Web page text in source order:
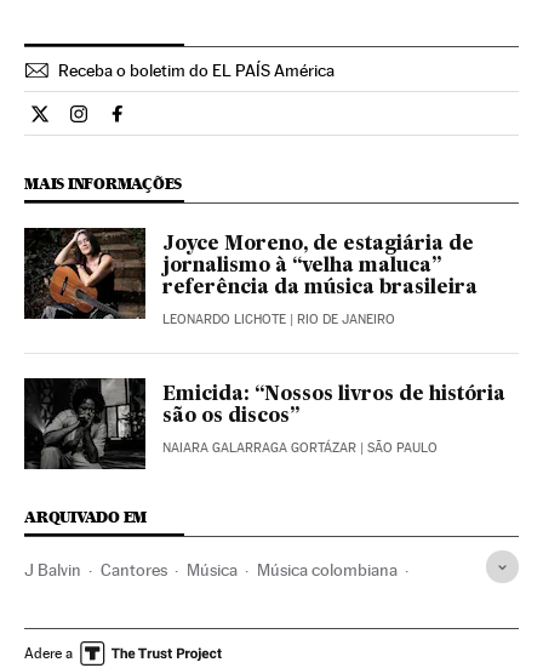
Receba o boletim do EL PAÍS América
Cultura El País Brasil en Twitter
Cultura El País Brasil en Instagram
Cultura El País Brasil en Facebook
MAIS INFORMAÇÕES
Joyce Moreno, de estagiária de
jornalismo à “velha maluca”
referência da música brasileira
LEONARDO LICHOTE | RIO DE JANEIRO
Emicida: “Nossos livros de história
são os discos”
NAIARA GALARRAGA GORTÁZAR | SÃO PAULO
ARQUIVADO EM
J Balvin Cantores Música Música colombiana
América Latina Depressão
Adere a